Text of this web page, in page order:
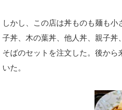
しかし、この店は丼ものも麺も
子丼、木の葉丼、他人丼、親子
そばのセットを注文した。後か
いた。